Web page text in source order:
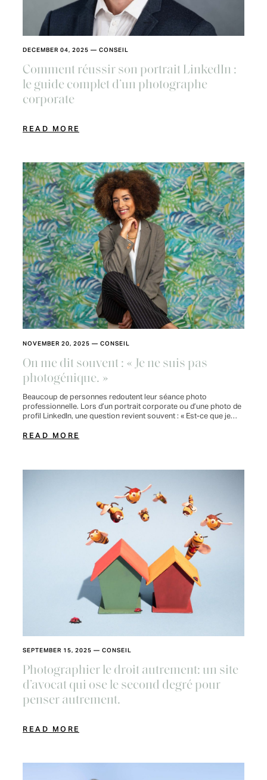
DECEMBER 04, 2025 — CONSEIL
Comment réussir son portrait LinkedIn :
le guide complet d’un photographe
corporate
READ MORE
NOVEMBER 20, 2025 — CONSEIL
On me dit souvent : « Je ne suis pas
photogénique. »
Beaucoup de personnes redoutent leur séance photo
professionnelle. Lors d’un portrait corporate ou d’une photo de
profil LinkedIn, une question revient souvent : « Est-ce que je
rarement une curiosité technique. C’est souvent une crainte :
READ MORE
SEPTEMBER 15, 2025 — CONSEIL
Photographier le droit autrement: un site
d’avocat qui ose le second degré pour
penser autrement.
READ MORE